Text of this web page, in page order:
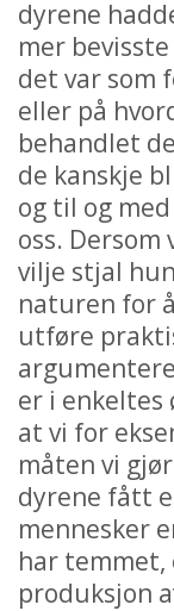
dyrene
mer bevisste
det var som
eller på
behandlet
de kanskje
og til og
oss. Dersom
vilje stjal
naturen for
utføre
er i enkeltes
at vi for
måten vi
dyrene fått
mennesker
har temmet,
produksjon